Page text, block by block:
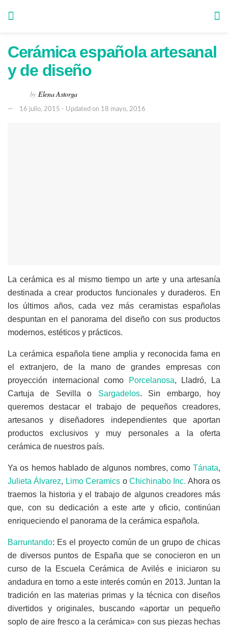
Cerámica española artesanal
y de diseño
by Elena Astorga
16 julio, 2015 - Updated on 18 mayo, 2016
La cerámica es al mismo tiempo un arte y una artesanía
destinada a crear productos funcionales y duraderos. En
los últimos años, cada vez más ceramistas españolas
despuntan en el panorama del diseño con sus productos
modernos, estéticos y prácticos.
La cerámica española tiene amplia y reconocida fama en
el extranjero, de la mano de grandes empresas con
proyección internacional como
Porcelanosa, Lladró, La
Cartuja de Sevilla o Sargadelos. Sin embargo, hoy
queremos destacar el trabajo de pequeños creadores,
artesanos y diseñadores independientes que aportan
productos exclusivos y muy personales a la oferta
cerámica de nuestros país.
Ya os hemos hablado de algunos nombres, como Tánata,
Julieta Álvarez, Limo Ceramics o Chichinabo Inc. Ahora os
traemos la historia y el trabajo de algunos creadores más
que, con su dedicación a este arte y oficio, continúan
enriqueciendo el panorama de la cerámica española.
Barruntando: Es el proyecto común de un grupo de chicas
de diversos puntos de España que se conocieron en un
curso de la Escuela Cerámica de Avilés e iniciaron su
andadura en torno a este interés común en 2013. Juntan la
tradición en las materias primas y la técnica con diseños
divertidos y originales, buscando «aportar un pequeño
soplo de aire fresco a la cerámica» con sus piezas hechas